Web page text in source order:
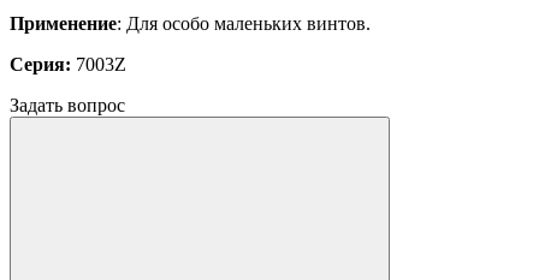
Применение: Для особо маленьких винтов.
Серия: 7003Z
Задать вопрос